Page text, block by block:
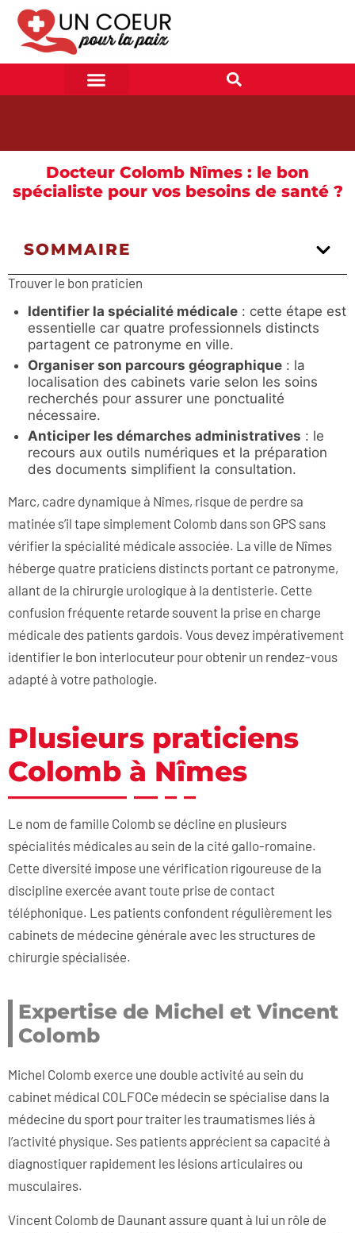
Docteur Colomb Nîmes : le bon
spécialiste pour vos besoins de santé ?
SOMMAIRE
Trouver le bon praticien
Identifier la spécialité médicale : cette étape est
essentielle car quatre professionnels distincts
partagent ce patronyme en ville.
Organiser son parcours géographique : la
localisation des cabinets varie selon les soins
recherchés pour assurer une ponctualité
nécessaire.
Anticiper les démarches administratives : le
recours aux outils numériques et la préparation
des documents simplifient la consultation.
Marc, cadre dynamique à Nîmes, risque de perdre sa
matinée s’il tape simplement Colomb dans son GPS sans
vérifier la spécialité médicale associée. La ville de Nîmes
héberge quatre praticiens distincts portant ce patronyme,
allant de la chirurgie urologique à la dentisterie. Cette
confusion fréquente retarde souvent la prise en charge
médicale des patients gardois. Vous devez impérativement
identifier le bon interlocuteur pour obtenir un rendez-vous
adapté à votre pathologie.
Plusieurs praticiens
Colomb à Nîmes
Le nom de famille Colomb se décline en plusieurs
spécialités médicales au sein de la cité gallo-romaine.
Cette diversité impose une vérification rigoureuse de la
discipline exercée avant toute prise de contact
téléphonique. Les patients confondent régulièrement les
cabinets de médecine générale avec les structures de
chirurgie spécialisée.
Expertise de Michel et Vincent
Colomb
Michel Colomb exerce une double activité au sein du
cabinet médical COLFOCe médecin se spécialise dans la
médecine du sport pour traiter les traumatismes liés à
l’activité physique. Ses patients apprécient sa capacité à
diagnostiquer rapidement les lésions articulaires ou
musculaires.
Vincent Colomb de Daunant assure quant à lui un rôle de